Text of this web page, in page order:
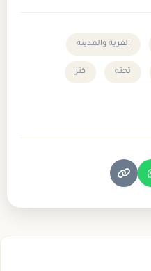
القرية والمدينة
تحته كنز